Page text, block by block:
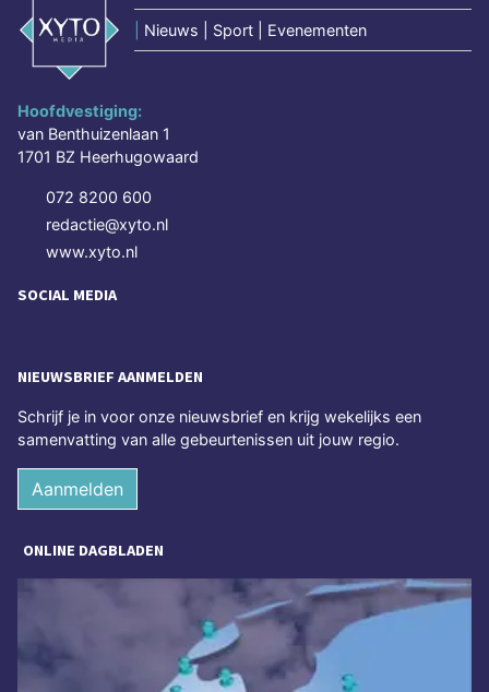
Nieuws | Sport | Evenementen
Hoofdvestiging:
van Benthuizenlaan 1
1701 BZ Heerhugowaard
072 8200 600
redactie@xyto.nl
www.xyto.nl
SOCIAL MEDIA
NIEUWSBRIEF AANMELDEN
Schrijf je in voor onze nieuwsbrief en krijg wekelijks een
samenvatting van alle gebeurtenissen uit jouw regio.
Aanmelden
ONLINE DAGBLADEN